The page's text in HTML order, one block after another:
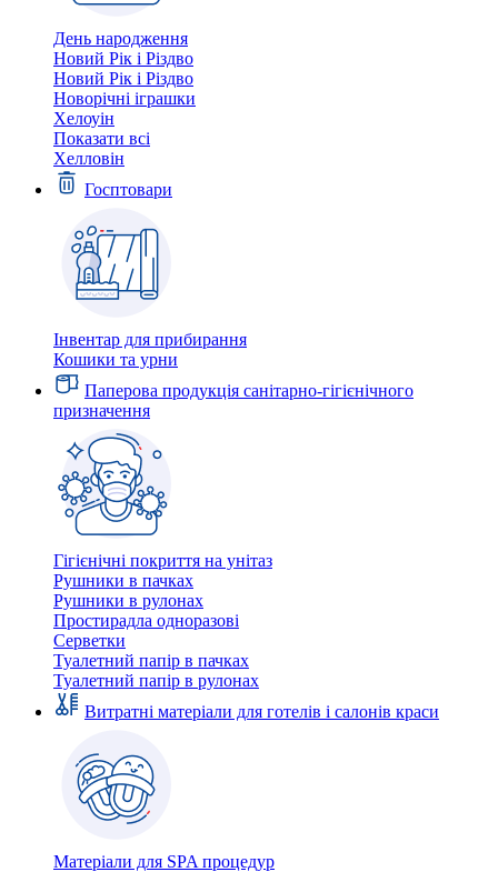
День народження
Новий Рік і Різдво
Новий Рік і Різдво
Новорічні іграшки
Хелоуін
Показати всі
Хелловін
Госптовари
Інвентар для прибирання
Кошики та урни
Паперова продукція санітарно-гігієнічного
призначення
Гігієнічні покриття на унітаз
Рушники в пачках
Рушники в рулонах
Простирадла одноразові
Серветки
Туалетний папір в пачках
Туалетний папір в рулонах
Витратні матеріали для готелів і салонів краси
Матеріали для SPA процедур